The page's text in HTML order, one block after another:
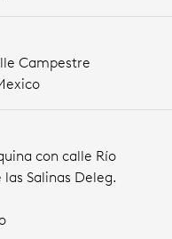
Campestre
con calle Río
Salinas Deleg.